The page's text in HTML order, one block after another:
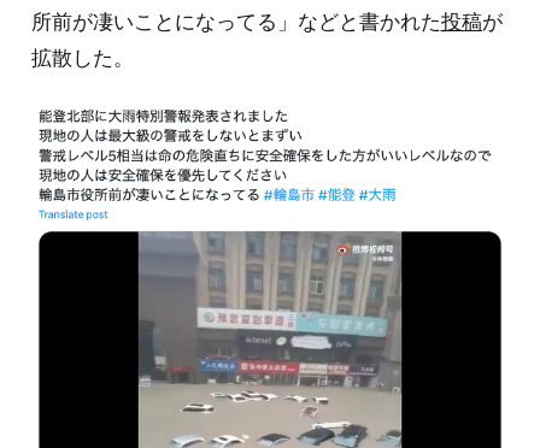
所前が凄いことになってる」などと書かれた投稿が
拡散した。